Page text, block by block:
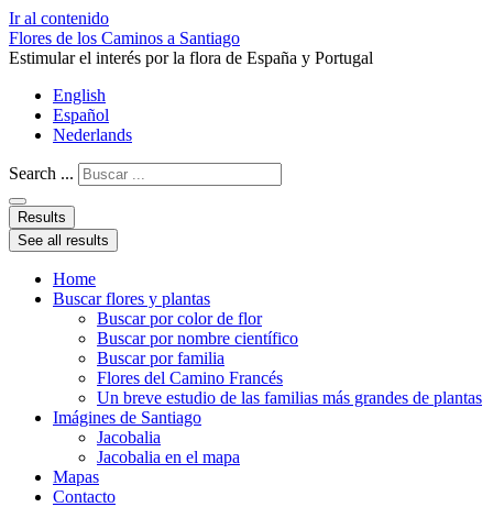
Ir al contenido
Flores de los Caminos a Santiago
Estimular el interés por la flora de España y Portugal
English
Español
Nederlands
Search ...
Results
See all results
Home
Buscar flores y plantas
Buscar por color de flor
Buscar por nombre científico
Buscar por familia
Flores del Camino Francés
Un breve estudio de las familias más grandes de plantas
Imágines de Santiago
Jacobalia
Jacobalia en el mapa
Mapas
Contacto